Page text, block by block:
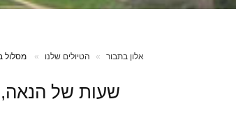
אלון בתבור הטיולים שלנו מסלול
שעות של הנאה,